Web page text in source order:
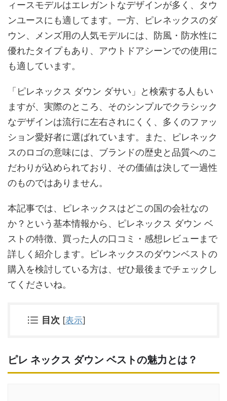
ィースモデルはエレガントなデザインが多く、タウ
ンユースにも適してます。一方、ピレネックスのダ
ウン、メンズ用の人気モデルには、防風・防水性に
優れたタイプもあり、アウトドアシーンでの使用に
も適しています。
「ピレネックス ダウン ダサい」と検索する人もい
ますが、実際のところ、そのシンプルでクラシック
なデザインは流行に左右されにくく、多くのファッ
ション愛好者に選ばれています。また、ピレネック
スのロゴの意味には、ブランドの歴史と品質へのこ
だわりが込められており、その価値は決して一過性
のものではありません。
本記事では、ピレネックスはどこの国の会社なの
か？という基本情報から、ピレネックス ダウン ベ
ストの特徴、買った人の口コミ・感想レビューまで
詳しく紹介します。ピレネックスのダウンベストの
購入を検討している方は、ぜひ最後までチェックし
てくださいね。
目次 [表示]
ピレ ネックス ダウン ベストの魅力とは？